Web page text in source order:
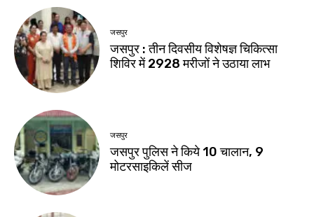
जसपुर
जसपुर : तीन दिवसीय विशेषज्ञ चिकित्सा
शिविर में 2928 मरीजों ने उठाया लाभ
जसपुर
जसपुर पुलिस ने किये 10 चालान, 9
मोटरसाइकिलें सीज